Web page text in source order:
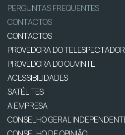
PERGUNTAS FREQUENTES
CONTACTOS
CONTACTOS
PROVEDORA DO TELESPECTADOR
PROVEDORA DO OUVINTE
ACESSIBILIDADES
SATÉLITES
A EMPRESA
CONSELHO GERAL